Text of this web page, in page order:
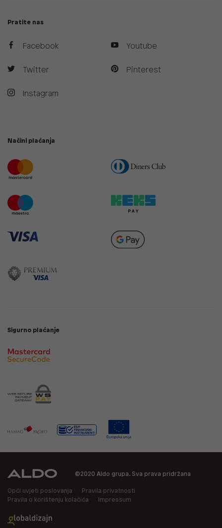
Pratite nas
Facebook
Twitter
Instagram
Youtube
Pinterest
Načini plaćanja
Sigurno plaćanje
©2020 Aldo grupa. Sva prava pridržana
Opći uvjeti poslovanja
Pravila privatnosti
Pravila o korištenju kolačića
Impressum